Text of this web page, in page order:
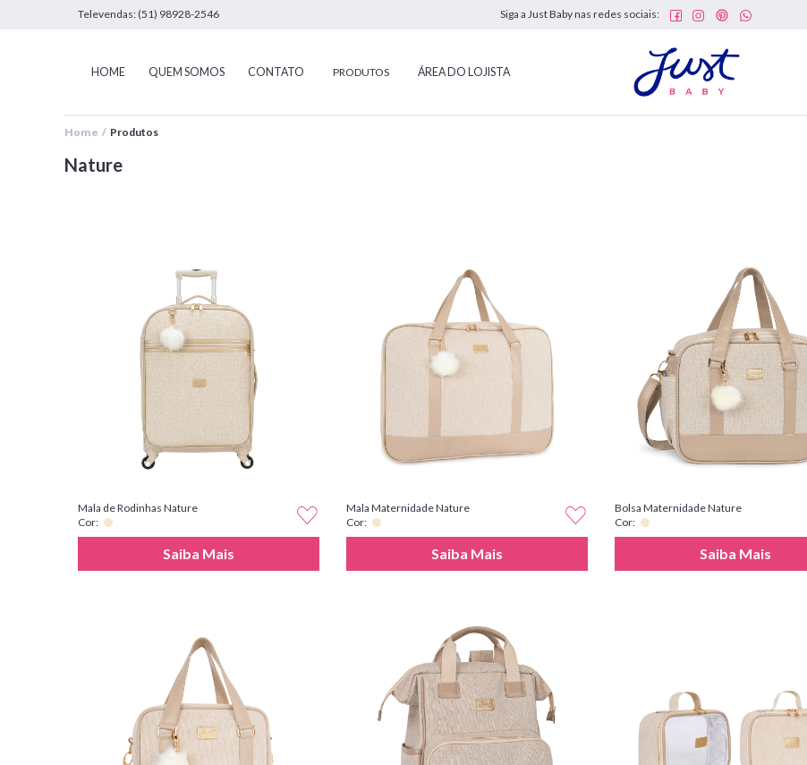
Televendas: (51) 98928-2546 Siga a Just Baby nas redes sociais:
HOME QUEM SOMOS CONTATO PRODUTOS ÁREA DO LOJISTA
Home / Produtos
Nature
Mala de Rodinhas Nature
Cor:
Saiba Mais
Mala Maternidade Nature
Cor:
Saiba Mais
Bolsa Maternidade Nature
Cor:
Saiba Mais